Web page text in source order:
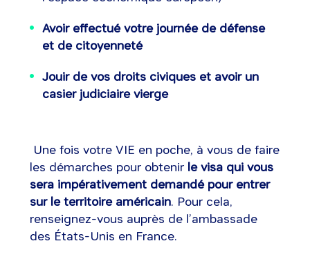
Avoir effectué votre journée de défense
et de citoyenneté
Jouir de vos droits civiques et avoir un
casier judiciaire vierge
Une fois votre VIE en poche, à vous de faire
les démarches pour obtenir le visa qui vous
sera impérativement demandé pour entrer
sur le territoire américain. Pour cela,
renseignez-vous auprès de l’ambassade
des États-Unis en France.